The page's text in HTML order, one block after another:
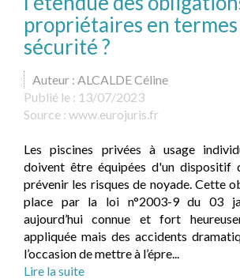
propriétaires en termes
sécurité ?
Auteur : ALCALDE Céline
Publié le : 13/07/2023
Source : www.eurojuris.fr
Les piscines privées à usage
doivent être équipées d'un dispositif
prévenir les risques de noyade. Cette
place par la loi n°2003-9 du 03
aujourd’hui connue et fort
appliquée mais des accidents
l’occasion de mettre à l’épre...
Lire la suite